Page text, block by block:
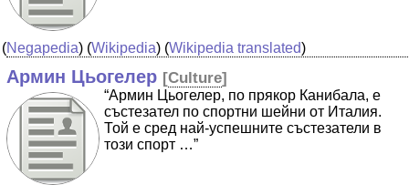
(Negapedia) (Wikipedia) (Wikipedia translated)
Армин Цьогелер [Culture]
“Армин Цьогелер, по прякор Канибала, е
състезател по спортни шейни от Италия.
Той е сред най-успешните състезатели в
този спорт …”